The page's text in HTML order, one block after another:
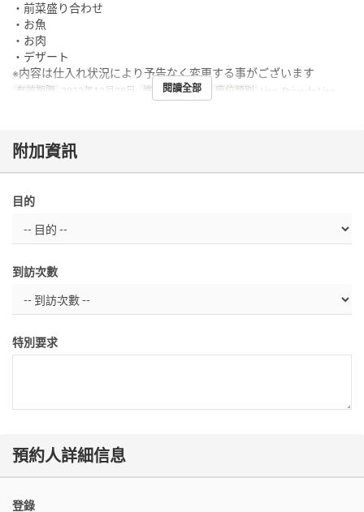
・前菜盛り合わせ
・お魚
・お肉
・デザート
※内容は仕入れ状況により予告なく変更する事がございます
有效期限 2022年12月28日 進餐時間 午餐 座位類別 Lien, Prive de Lien
閱讀全部
附加資訊
目的
到訪次數
特別要求
預約人詳細信息
登錄